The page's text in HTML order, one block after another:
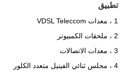
تطبيق
1 ، معدات VDSL Teleccom
2 ، ملحقات الكمبيوتر
3 ، معدات الاتصالات
4 ، مجلس ثنائي الفينيل متعدد الكلور